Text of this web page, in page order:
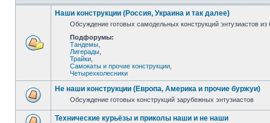
Наши конструкции (Россия, Украина и так далее)
Обсуждение готовых самодельных конструкций энтузиастов
Подфорумы:
Тандемы
Лигерады
Трайки
Самокаты и прочие конструкции
Четырехколесники
Не наши конструкции (Европа, Америка и прочие буржуи)
Обсуждение готовых конструкций зарубежных энтузиастов
Технические курьёзы и приколы наши и не наши